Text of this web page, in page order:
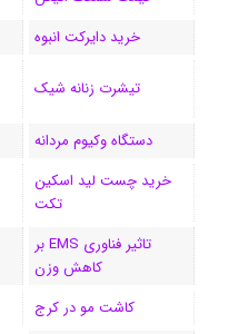
خرید دایرکت انبوه
تیشرت زنانه شیک
دستگاه وکیوم مردانه
خرید چست لید اسکین
تکت
تاثیر فناوری EMS بر
کاهش وزن
کاشت مو در کرج